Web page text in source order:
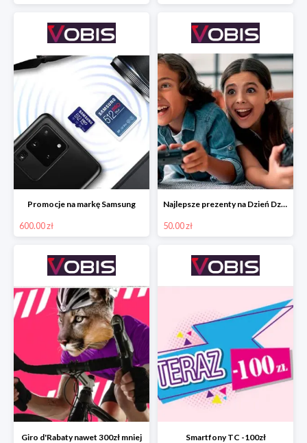
Promocje na markę Samsung
600.00 zł
Najlepsze prezenty na Dzień Dziecka w VOBIS
50.00 zł
Giro d'Rabaty nawet 300zł mniej Smartfony TC -100zł